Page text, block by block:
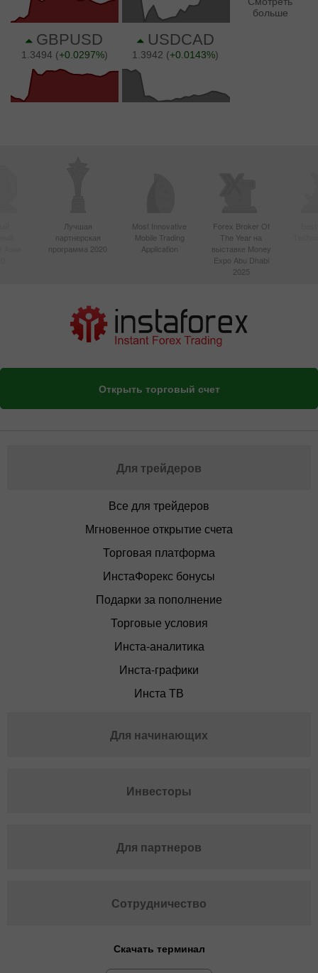
Лучшая
партнерская
программа 2020
Most Innovative
Mobile Trading
Application
Forex Broker Of
The Year на
выставке Money
Expo Abu Dhabi
2025
Открыть торговый счет
Для трейдеров
Все для трейдеров
Мгновенное открытие счета
Торговая платформа
ИнстаФорекс бонусы
Подарки за пополнение
Торговые условия
Инста-аналитика
Инста-графики
Инста ТВ
Для начинающих
Инвесторы
Для партнеров
Сотрудничество
Скачать терминал